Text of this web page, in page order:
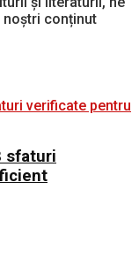
conținut
sfaturi